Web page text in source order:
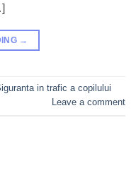
→
in trafic a copilului
Leave a comment